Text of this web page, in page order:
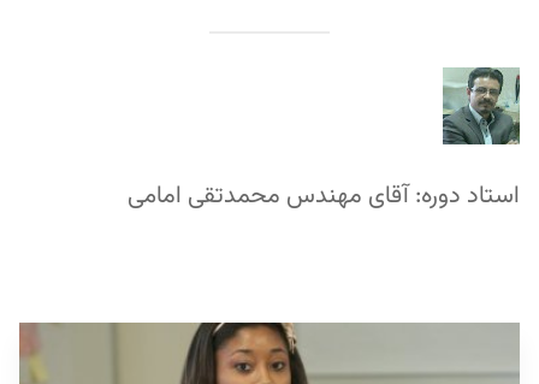
استاد دوره: آقای مهندس محمدتقی امامی